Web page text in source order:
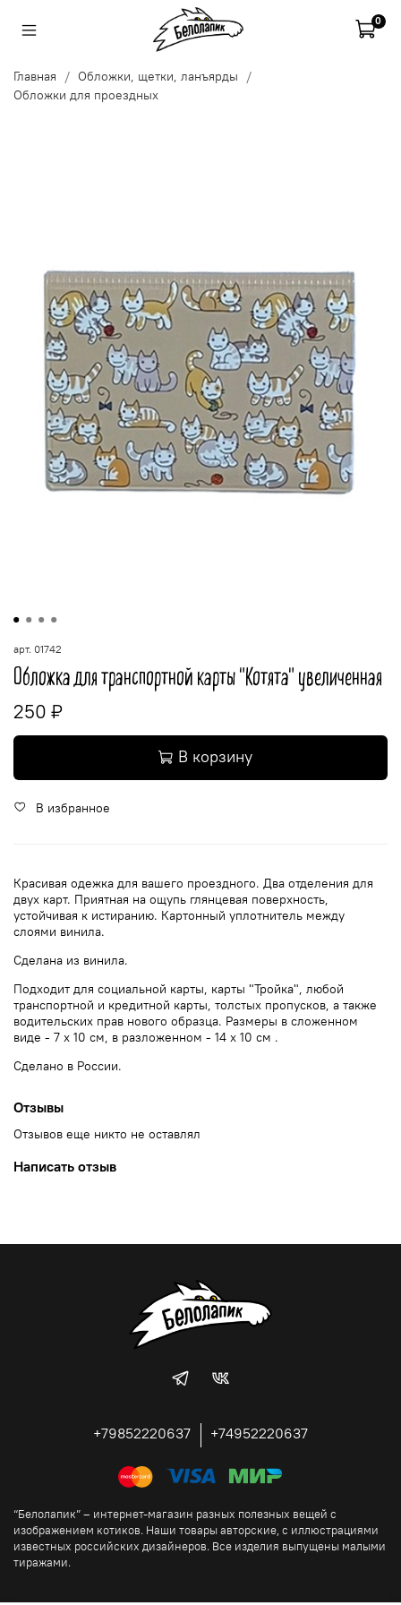
0
Главная
Обложки, щетки, ланъярды
Обложки для проездных
арт. 01742
Обложка для транспортной карты "Котята" увеличенная
250 ₽
В корзину
В избранное
Красивая одежка для вашего проездного. Два отделения для
двух карт. Приятная на ощупь глянцевая поверхность,
устойчивая к истиранию. Картонный уплотнитель между
слоями винила.
Сделана из винила.
Подходит для социальной карты, карты "Тройка", любой
транспортной и кредитной карты, толстых пропусков, а также
водительских прав нового образца. Размеры в сложенном
виде - 7 х 10 см, в разложенном - 14 х 10 см .
Сделано в России.
Отзывы
Отзывов еще никто не оставлял
Написать отзыв
+79852220637 +74952220637
“Белолапик” – интернет-магазин разных полезных вещей с
изображением котиков. Наши товары авторские, с иллюстрациями
известных российских дизайнеров. Все изделия выпущены малыми
тиражами.